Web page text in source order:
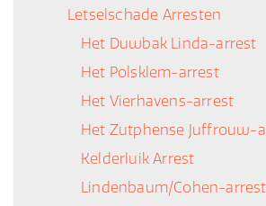
Letselschade Arresten
Het Duwbak Linda-arrest
Het Polsklem-arrest
Het Vierhavens-arrest
Het Zutphense Juffrouw-
Kelderluik Arrest
Lindenbaum/Cohen-arrest